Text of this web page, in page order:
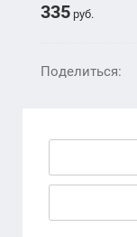
335 руб.
Поделиться: